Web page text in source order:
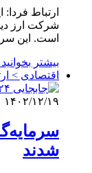
ارتباط
شرکت ارز
است. این
بیشتر
اقتصادی >
۱۴۰۲/۱۲/۱۹
شدند